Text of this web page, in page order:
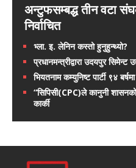
अन्टुफसम्बद्ध तीन वटा
निर्वाचित
भ्ला. इ. लेनिन कस्तो हुनुहुन्थ्यो?
प्रधानमन्त्रीद्वारा उदयपुर सिमेन्ट
भियतनाम कम्युनिष्ट पार्टी ९४
“सिपिसी(CPC)ले कानुनी
कार्की